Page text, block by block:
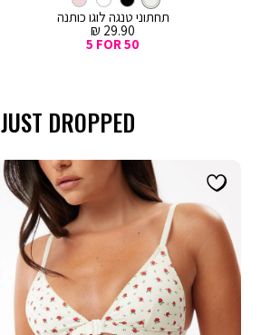
צבעים
תחתוני טנגה לוגו כותנה
מחיר
מכירה
29.90 ₪
5 FOR 50
JUST DROPPED